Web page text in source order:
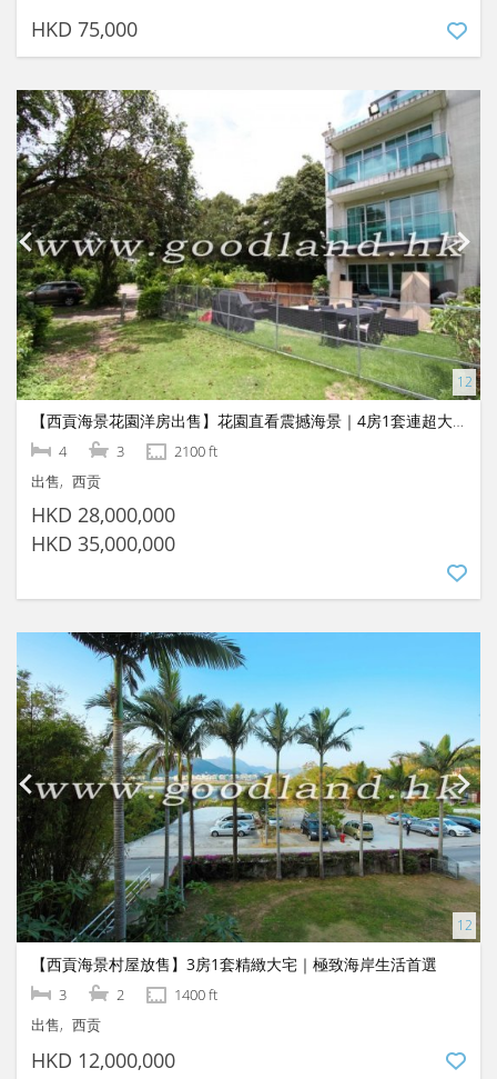
HKD 75,000
【西貢海景花園洋房出售】花園直看震撼海景｜4房1套連超大獨立草坪、尊享翠綠環抱極高私隱
4 3
2100 ft
出售
西贡
HKD 28,000,000
HKD 35,000,000
【西貢海景村屋放售】3房1套精緻大宅｜極致海岸生活首選
3 2
1400 ft
出售
西贡
HKD 12,000,000